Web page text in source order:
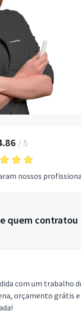
/ 5
nossos
quem contratou
com um trabalho
orçamento grátis e